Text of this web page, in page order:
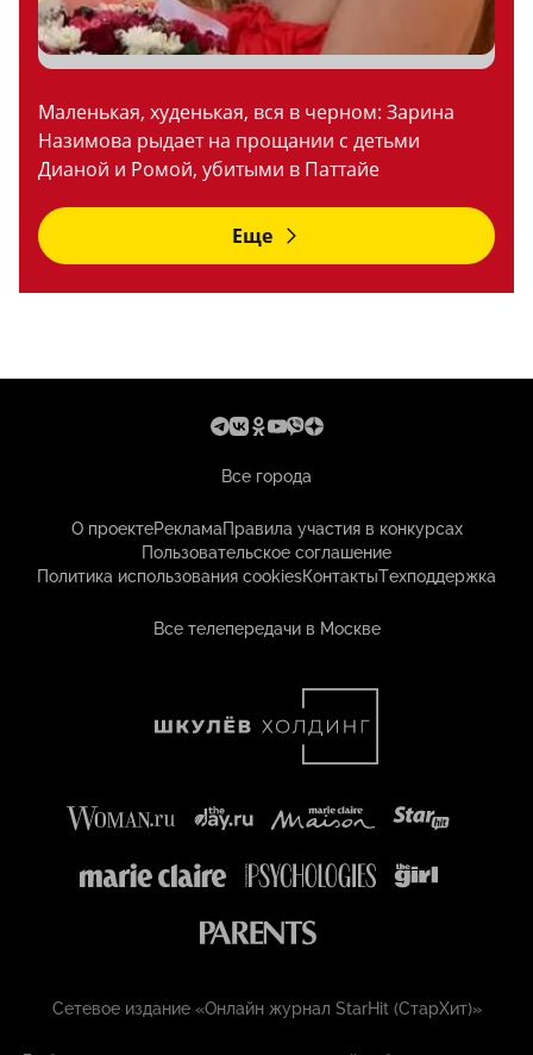
Маленькая, худенькая, вся в черном: Зарина
Назимова рыдает на прощании с детьми
Дианой и Ромой, убитыми в Паттайе
Еще
Все города
О проектеРекламаПравила участия в конкурсах
Пользовательское соглашение
Политика использования cookiesКонтактыТехподдержка
Все телепередачи в Москве
Сетевое издание «Онлайн журнал StarHit (СтарХит)»